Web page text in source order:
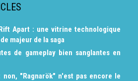
Apart : une vitrine technologique
majeur de la saga
de gameplay bien sanglantes en
non, "Ragnarök" n'est pas encore le